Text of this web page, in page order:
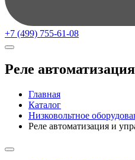
+7 (499) 755-61-08
Реле
Главная
Каталог
Низковольтное
Реле автоматизация и